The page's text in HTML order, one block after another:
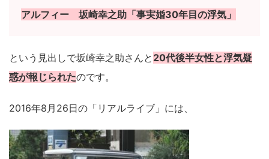
アルフィー 坂崎幸之助「事実婚30年目の浮気」
という見出しで坂崎幸之助さんと 20代後半女性と浮気疑
惑が報じられたのです。
2016年8月26日の「リアルライブ」には、